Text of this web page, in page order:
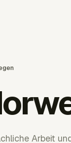
Arbeit